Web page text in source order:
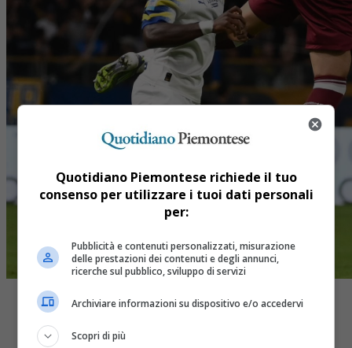
Quotidiano Piemontese richiede il tuo
consenso per utilizzare i tuoi dati personali
per:
Pubblicità e contenuti personalizzati, misurazione
delle prestazioni dei contenuti e degli annunci,
ricerche sul pubblico, sviluppo di servizi
Archiviare informazioni su dispositivo e/o accedervi
Scopri di più